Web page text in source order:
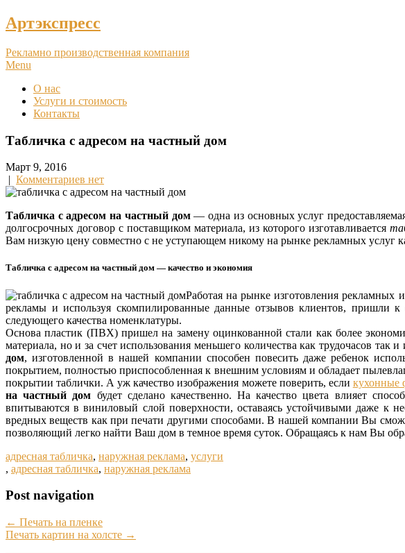
Артэкспресс
Рекламно производственная компания
Menu
О нас
Услуги и стоимость
Контакты
Табличка с адресом на частный дом
Март 9, 2016
| Комментариев нет
Табличка с адресом на частный дом— одна из основных услуг
долгосрочных договор с поставщиком материала, из которого изготавливается
Вам низкую цену совместно с не уступающем никому на рынке рекламных услуг
Табличка с адресом на частный дом — качество и экономия
Работая на рынке изготовления рекламных
рекламы и используя скомпилированные данные отзывов клиентов, пришли к
следующего качества номенклатуры.
Основа пластик (ПВХ) пришел на замену оцинкованной стали как более
материала, но и за счет использования меньшего количества как трудочасов
дом, изготовленной в нашей компании способен повесить даже ребенок
покрытием, полностью приспособленная к внешним условиям и обладает
покрытии таблички. А уж качество изображения можете поверить, если кухонные
на частный дом будет сделано качественно. На качество цвета влияет
впитываются в виниловый слой поверхности, оставаясь устойчивыми даже к
вредных веществ как при печати другими способами. В нашей компании Вы
позволяющий легко найти Ваш дом в темное время суток. Обращаясь к нам Вы
адресная табличка, наружная реклама, услуги
, адресная табличка, наружная реклама
Post navigation
← Печать на пленке
Печать картин на холсте →